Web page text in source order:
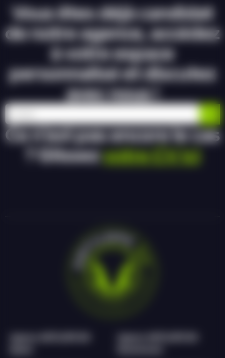
Vous êtes déjà candidat
de notre agence, accédez
à votre espace
personnalisé et discutez
avec nous !
Ce n’est pas encore le cas
? Glissezvotre CV ici